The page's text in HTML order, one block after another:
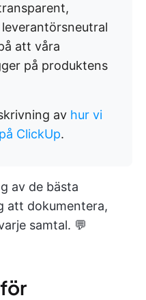
att våra
på produktens
av hur vi
ClickUp.
av de bästa
att dokumentera,
samtal. 💬